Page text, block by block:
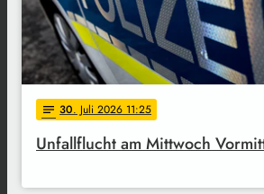
notes 30. Juli 2026 11:25
Unfallflucht am Mittwoch